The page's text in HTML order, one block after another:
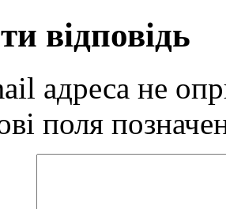
відповідь
адреса не
поля